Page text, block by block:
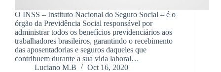
O INSS – Instituto Nacional do Seguro Social – é o
órgão da Previdência Social responsável por
administrar todos os benefícios previdenciários aos
trabalhadores brasileiros, garantindo o recebimento
das aposentadorias e seguros daqueles que
contribuem durante a sua vida laboral…
Luciano M.B
Oct 16, 2020